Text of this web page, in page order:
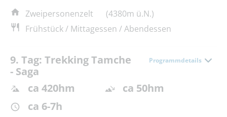
Zweipersonenzelt
(4380m ü.N.)
Frühstück / Mittagessen / Abendessen
9. Tag: Trekking Tamche
- Saga
Programmdetails
ca 420hm
ca 50hm
ca 6-7h